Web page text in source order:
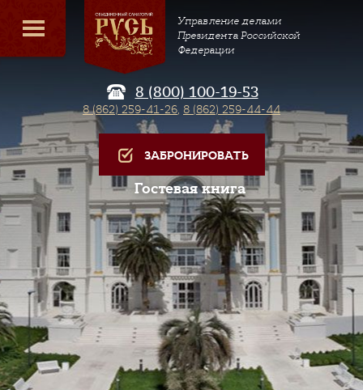
Управление делами
Президента Российской
Федерации
8 (800) 100-19-53
8 (862) 259-41-26, 8 (862) 259-44-44
ЗАБРОНИРОВАТЬ
Гостевая книга